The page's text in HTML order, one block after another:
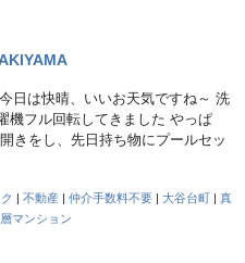
日は快晴、いいお天気ですね～ 洗
機フル回転してきました やっぱ
きをし、先日持ち物にプールセッ
|不動産 |仲介手数料不要 |大谷台町 |真
マンション